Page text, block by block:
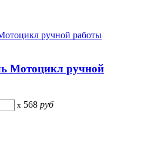
Мотоцикл ручной
x 568 руб